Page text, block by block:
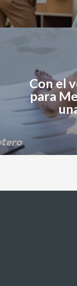
Con el
para